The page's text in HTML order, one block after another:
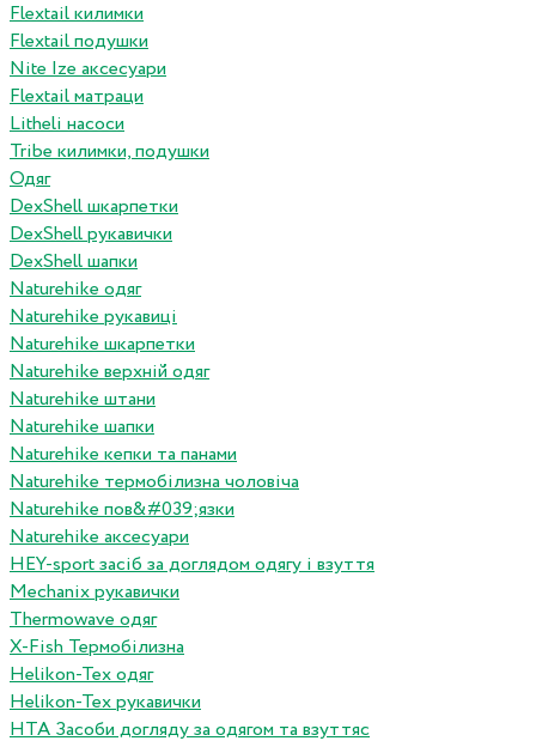
Flextail килимки
Flextail подушки
Nite Ize аксесуари
Flextail матраци
Litheli насоси
Tribe килимки, подушки
Одяг
DexShell шкарпетки
DexShell рукавички
DexShell шапки
Naturehike одяг
Naturehike рукавиці
Naturehike шкарпетки
Naturehike верхній одяг
Naturehike штани
Naturehike шапки
Naturehike кепки та панами
Naturehike термобілизна чоловіча
Naturehike пов&#039;язки
Naturehike аксесуари
HEY-sport засіб за доглядом одягу і взуття
Mechanix рукавички
Thermowave одяг
X-Fish Термобілизна
Helikon-Tex одяг
Helikon-Tex рукавички
HTA Засоби догляду за одягом та взуттяс